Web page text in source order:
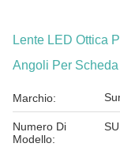
Lente LED Ottica
Angoli Per
Marchio:
Numero Di
Modello: